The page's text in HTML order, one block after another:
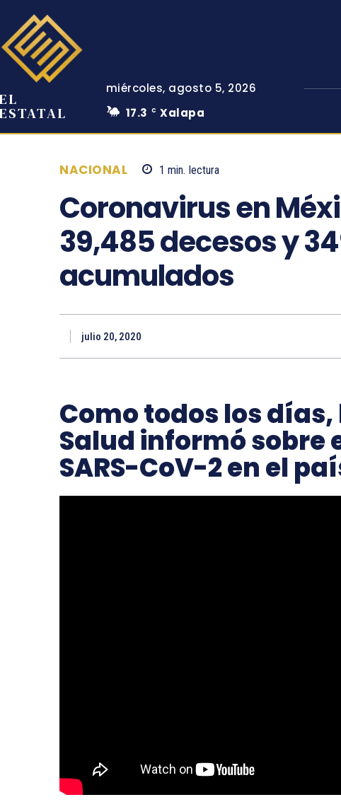
EL
ESTATAL
miércoles, agosto 5, 2026
17.3
C Xalapa
NACIONAL 1 min. lectura
Coronavirus en
39,485 decesos y
acumulados
julio 20, 2020
Como todos los
Salud informó sobre
SARS-CoV-2 en el